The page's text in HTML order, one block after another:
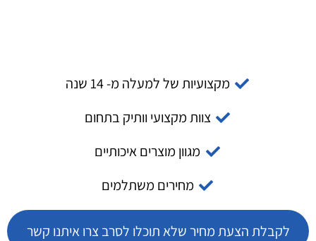
מקצועיות של למעלה מ- 14 שנה
צוות מקצועי וותיק בתחום
מגוון מוצרים איכותיים
מחירים משתלמים
לקבלת הצעת מחיר שלא תוכלו לסרב צרו איתנו קשר